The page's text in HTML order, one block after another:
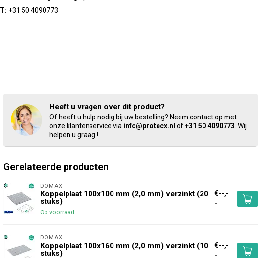
T: +31 50 4090773
Heeft u vragen over dit product?
Of heeft u hulp nodig bij uw bestelling? Neem contact op met
onze klantenservice via info@protecx.nl of+31 50 4090773 . Wij
helpen u graag !
Gerelateerde producten
DOMAX
Koppelplaat 100x100 mm (2,0 mm) verzinkt (20
stuks)
Op voorraad
€--,-
-
DOMAX
Koppelplaat 100x160 mm (2,0 mm) verzinkt (10
stuks)
€--,-
-